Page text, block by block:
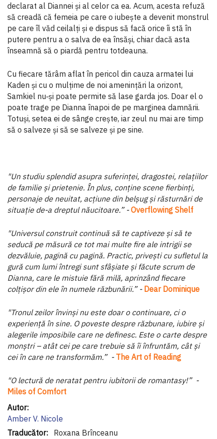
declarat al Diannei și al celor ca ea. Acum, acesta refuză
să creadă că femeia pe care o iubește a devenit monstrul
pe care îl văd ceilalți și e dispus să facă orice îi stă în
putere pentru a o salva de ea însăși, chiar dacă asta
înseamnă să o piardă pentru totdeauna.
Cu fiecare tărâm aflat în pericol din cauza armatei lui
Kaden și cu o mulțime de noi amenințări la orizont,
Samkiel nu‑și poate permite să lase garda jos. Doar el o
poate trage pe Dianna înapoi de pe marginea damnării.
Totuși, setea ei de sânge crește, iar zeul nu mai are timp
să o salveze și să se salveze și pe sine.
"Un studiu splendid asupra suferinței, dragostei, relațiilor
de familie și prietenie. În plus, conține scene fierbinți,
personaje de neuitat, acțiune din belșug și răsturnări de
situație de-a dreptul năucitoare.” -Overflowing Shelf
"Universul construit continuă să te captiveze și să te
seducă pe măsură ce tot mai multe fire ale intrigii se
dezvăluie, pagină cu pagină. Practic, privești cu sufletul la
gură cum lumi întregi sunt sfâșiate și făcute scrum de
Dianna, care le mistuie fără milă, aprinzând fiecare
colțișor din ele în numele răzbunării.” - Dear Dominique
"Tronul zeilor învinși nu este doar o continuare, ci o
experiență în sine. O poveste despre răzbunare, iubire și
alegerile imposibile care ne definesc. Este o carte despre
monștri – atât cei pe care trebuie să îi înfruntăm, cât și
cei în care ne transformăm.” - The Art of Reading
"O lectură de neratat pentru iubitorii de romantasy!” -
Miles of Comfort
Informaţii
suplimentare
Amber V. Nicole
Roxana Brînceanu